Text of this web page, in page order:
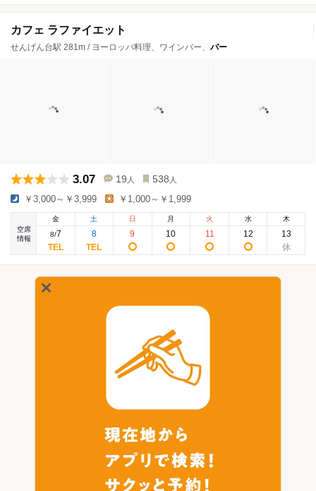
カフェ ラファイエット
せんげん台駅 281m / ヨーロッパ料理、ワインバー、 バー
3.07 19 人 538 人
￥3,000～￥3,999 ￥1,000～￥1,999
空席
情報
金
8/7
土
8
日
9
月
10
火
11
水
12
木
13